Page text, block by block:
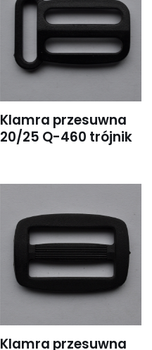
Klamra przesuwna
20/25 Q-460 trójnik
Klamra przesuwna